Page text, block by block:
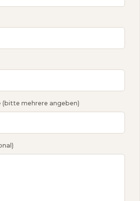
(bitte mehrere angeben)